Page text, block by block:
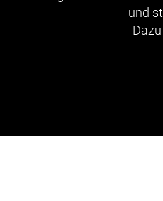
und